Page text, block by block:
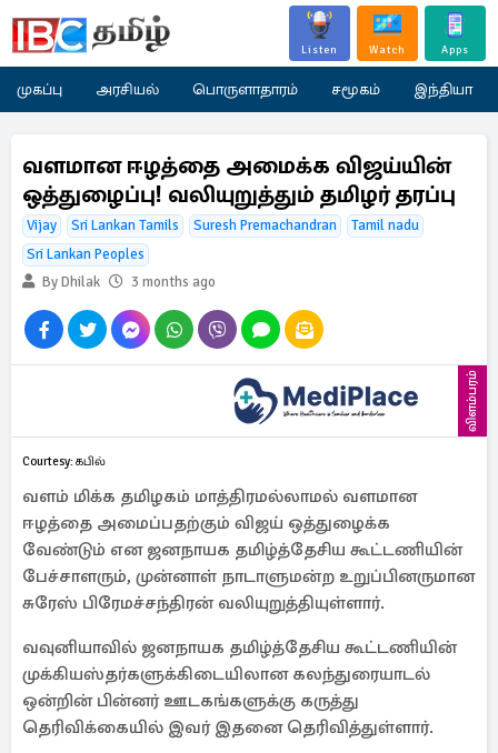
Listen Watch Apps
முகப்பு அரசியல் பொருளாதாரம் சமூகம் இந்தியா
வளமான ஈழத்தை அமைக்க விஜய்யின்
ஒத்துழைப்பு! வலியுறுத்தும் தமிழர் தரப்பு
Vijay Sri Lankan Tamils Suresh Premachandran
Tamil nadu
Sri Lankan Peoples
By Dhilak
3 months ago
விளம்பரம்
Courtesy: கபில்
வளம் மிக்க தமிழகம் மாத்திரமல்லாமல் வளமான
ஈழத்தை அமைப்பதற்கும் விஜய் ஒத்துழைக்க
வேண்டும் என ஜனநாயக தமிழ்த்தேசிய கூட்டணியின்
பேச்சாளரும், முன்னாள் நாடாளுமன்ற உறுப்பினருமான
சுரேஸ் பிரேமச்சந்திரன் வலியுறுத்தியுள்ளார்.
வவுனியாவில் ஜனநாயக தமிழ்த்தேசிய கூட்டணியின்
முக்கியஸ்தர்களுக்கிடையிலான கலந்துரையாடல்
ஒன்றின் பின்னர் ஊடகங்களுக்கு கருத்து
தெரிவிக்கையில் இவர் இதனை தெரிவித்துள்ளார்.